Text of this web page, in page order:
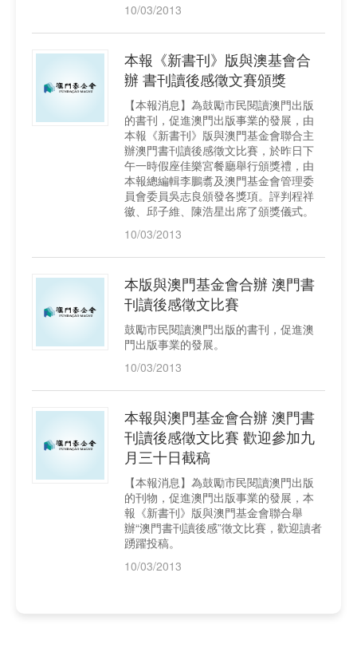
10/03/2013
本報《新書刊》版與澳基會合
辦 書刊讀後感徵文賽頒獎
【本報消息】為鼓勵市民閱讀澳門出版
的書刊，促進澳門出版事業的發展，由
本報《新書刊》版與澳門基金會聯合主
辦澳門書刊讀後感徵文比賽，於昨日下
午一時假座佳樂宮餐廳舉行頒獎禮，由
本報總編輯李鵬翥及澳門基金會管理委
員會委員吳志良頒發各獎項。評判程祥
徽、邱子維、陳浩星出席了頒獎儀式。
10/03/2013
本版與澳門基金會合辦 澳門書
刊讀後感徵文比賽
鼓勵市民閱讀澳門出版的書刊，促進澳
門出版事業的發展。
10/03/2013
本報與澳門基金會合辦 澳門書
刊讀後感徵文比賽 歡迎參加九
月三十日截稿
【本報消息】為鼓勵市民閱讀澳門出版
的刊物，促進澳門出版事業的發展，本
報《新書刊》版與澳門基金會聯合舉
辦“澳門書刊讀後感”徵文比賽，歡迎讀者
踴躍投稿。
10/03/2013